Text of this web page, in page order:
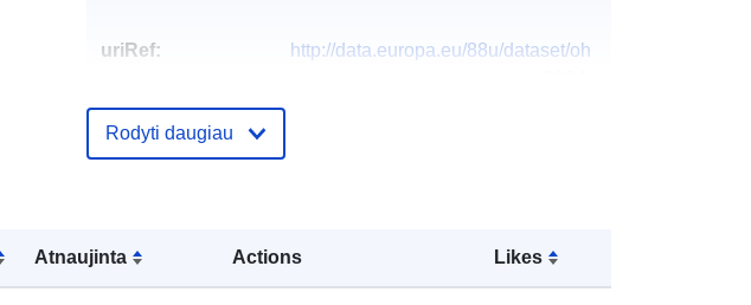
Atnaujinta Actions Likes
uriRef:
http://data.europa.eu/88u/dataset/oh
Rodyti daugiau